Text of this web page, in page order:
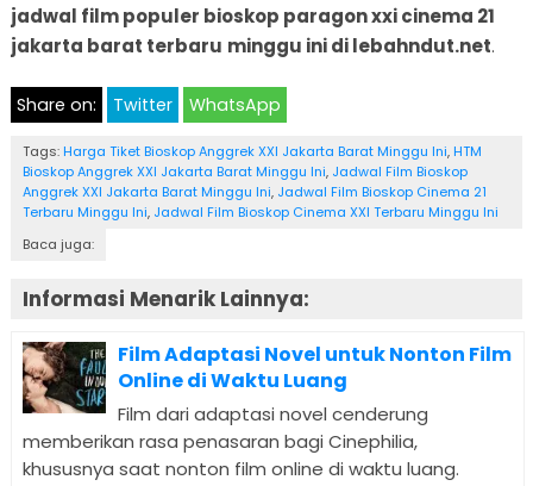
jadwal film populer bioskop paragon xxi cinema 21
jakarta barat terbaru minggu ini di lebahndut.net.
Share on: Twitter WhatsApp
Tags: Harga Tiket Bioskop Anggrek XXI Jakarta Barat Minggu Ini, HTM
Bioskop Anggrek XXI Jakarta Barat Minggu Ini, Jadwal Film Bioskop
Anggrek XXI Jakarta Barat Minggu Ini, Jadwal Film Bioskop Cinema 21
Terbaru Minggu Ini, Jadwal Film Bioskop Cinema XXI Terbaru Minggu Ini
Baca juga:
Informasi Menarik Lainnya:
Film Adaptasi Novel untuk Nonton Film
Online di Waktu Luang
Film dari adaptasi novel cenderung
memberikan rasa penasaran bagi Cinephilia,
khususnya saat nonton film online di waktu luang.